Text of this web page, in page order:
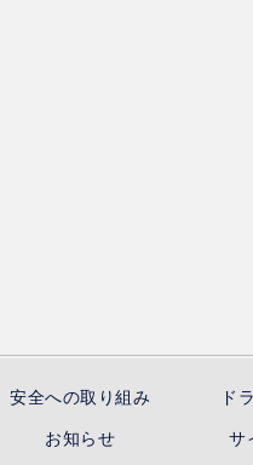
安全への取り組み ド
お知らせ サ